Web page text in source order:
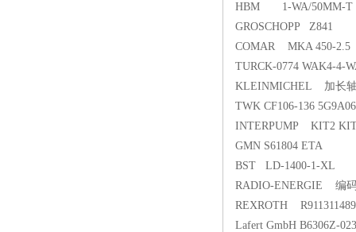
HBM 1-WA/50MM-T
GROSCHOPP Z841
COMAR MKA 450-2.5
TURCK-0774 WAK4-4-
KLEINMICHEL 加长
TWK CF106-136 5G9A06
INTERPUMP KIT2
GMN S61804 ETA
BST LD-1400-1-XL
RADIO-ENERGIE
REXROTH
Lafert GmbH B6306Z-